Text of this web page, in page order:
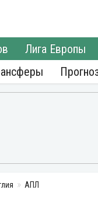
Лига Европы
АПЛ